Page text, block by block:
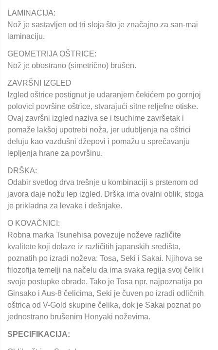
LAMINACIJA:
Nož je sastavljen od tri sloja što je značajno za san-mai
laminaciju.
GEOMETRIJA OŠTRICE:
Nož je obostrano (simetrično) brušen.
ZAVRŠNI IZGLED
Izgled oštrice postignut je udaranjem čekićem po gornjoj
polovici površine oštrice, stvarajući sitne reljefne otiske.
Ovaj završni izgled naziva se i tsuchime završetak i
pomaže lakšoj upotrebi noža, jer udubljenja na oštrici
deluju kao vazdušni džepovi i pomažu u sprečavanju
lepljenja hrane za površinu.
DRŠKA:
Odabir svetlog drva trešnje u kombinaciji s prstenom od
javora daje nožu lep izgled. Drška ima ovalni oblik, stoga
je prikladna za levake i dešnjake.
O KOVAČNICI:
Robna marka Tsunehisa povezuje noževe različite
kvalitete koji dolaze iz različitih japanskih središta,
poznatih po izradi noževa: Tosa, Seki i Sakai. Njihova se
filozofija temelji na načelu da ima svaka regija svoj čelik i
svoje postupke obrade. Tako je Tosa npr. najpoznatija po
Ginsako i Aus-8 čelicima, Seki je čuven po izradi odličnih
oštrica od V-Gold skupine čelika, dok je Sakai poznat po
jednostrano brušenim Honyaki noževima.
SPECIFIKACIJA: